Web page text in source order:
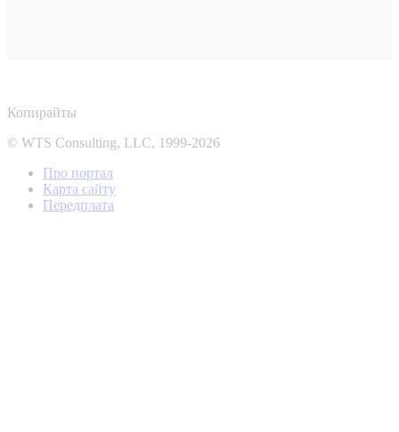
Копирайты
© WTS Consulting, LLC, 1999-2026
Про портал
Карта сайту
Передплата